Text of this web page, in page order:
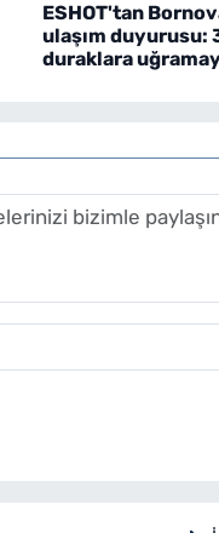
ESHOT'tan
ulaşım duyurusu:
duraklara